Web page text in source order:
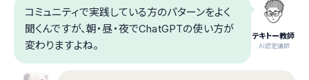
テキトー教師
.AI認定講師
コミュニティで実践している方のパターンをよく
聞くんですが、朝・昼・夜でChatGPTの使い方が
変わりますよね。